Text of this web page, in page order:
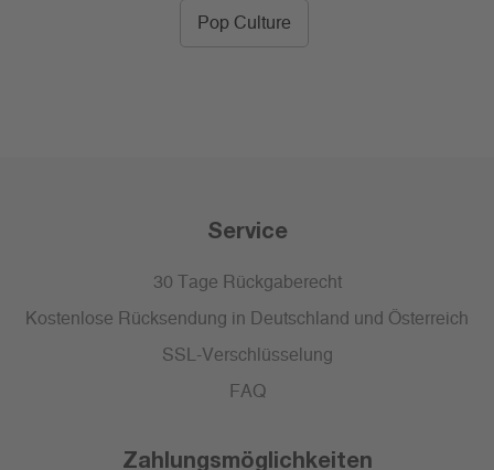
Pop Culture
Service
30 Tage Rückgaberecht
Kostenlose Rücksendung in Deutschland und Österreich
SSL-Verschlüsselung
FAQ
Zahlungsmöglichkeiten